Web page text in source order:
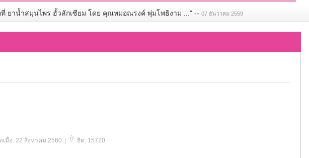
ที่ ยาน้ำสมุนไพร ฮั้วลักเซียม โดย คุณหมอณรงค์ พุ่มโพธิงาม ..." -- 07 ธันวาคม 2559
เมื่อ: 22 สิงหาคม 2560
ฮิต: 15720